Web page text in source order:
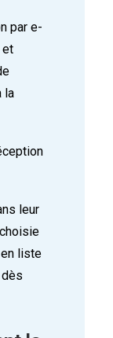
par e-
et
la
leur
liste